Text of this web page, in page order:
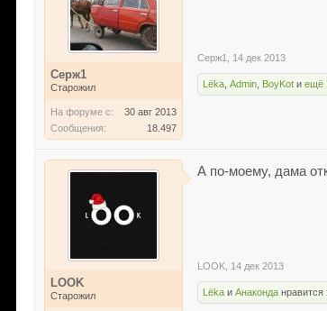
Серж1
Старожил
На форуме с:
30 авг 2013
Сообщения:
18.497
Серж1 14 дек 2013
Lёka ,Admin BoyKot иещё
LOOK
Старожил
А по-моему, дама
LOOK 14 дек 2013
Lёka иАнаконда нравится